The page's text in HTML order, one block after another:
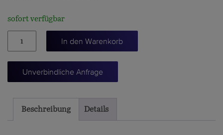
sofort verfügbar
8
In den Warenkorb
Unverbindliche Anfrage
Beschreibung Details